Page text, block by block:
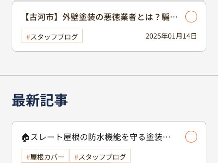
最新記事
🏠スレート屋根の防水機能を守る塗装の
役割🏠/屋根塗装
屋根カバー
スタッフブログ
2025年01月14日
【古河市】外壁塗装の悪徳業者とは？騙さ
れた事例や特徴と手口・対処法について解
説スタッフブログ